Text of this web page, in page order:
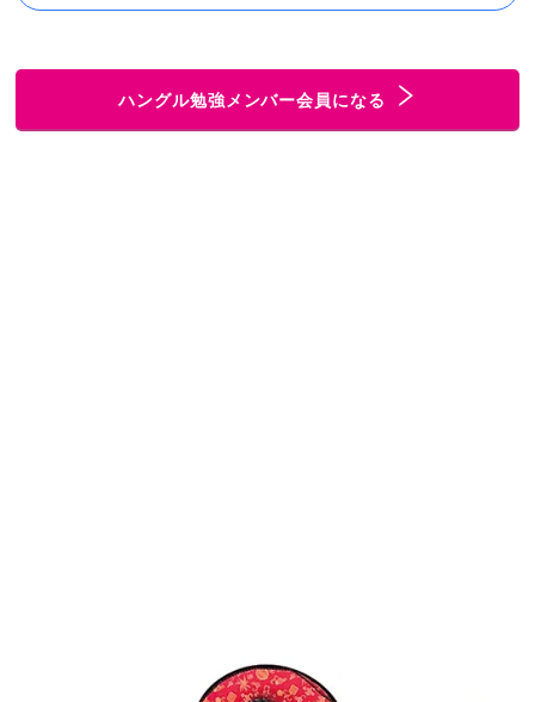
ハングル勉強メンバー会員になる